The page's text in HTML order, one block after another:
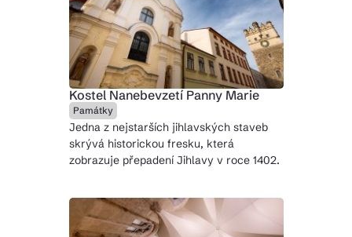
Kostel Nanebevzetí Panny Marie
Památky
Jedna z nejstarších jihlavských staveb
skrývá historickou fresku, která
zobrazuje přepadení Jihlavy v roce 1402.